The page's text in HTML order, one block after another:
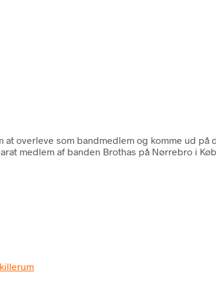
at overleve som bandmedlem og komme ud
medlem af banden Brothas på Nørrebro i